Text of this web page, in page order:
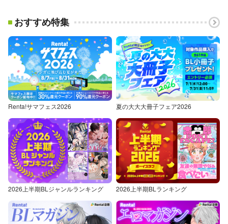
おすすめ特集
Renta!サマフェス2026 夏の大大大冊子フェア2026
2026上半期BLジャンルランキング 2026上半期BLランキング